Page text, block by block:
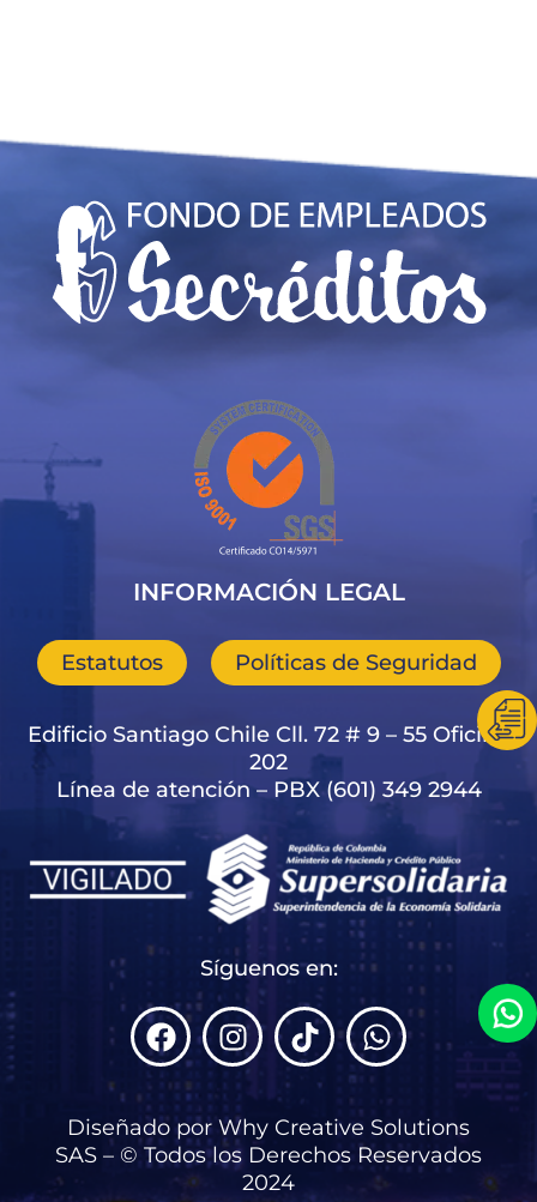
INFORMACIÓN LEGAL
Estatutos Políticas de Seguridad
Edificio Santiago Chile Cll. 72 # 9 – 55 Oficina
202
Línea de atención – PBX (601) 349 2944
Síguenos en:
F
a
c
e
b
o
I
n
s
t
a
g
T
i
k
o
k
W
h
t
s
a
Diseñado por Why Creative Solutions
SAS – © Todos los Derechos Reservados
2024